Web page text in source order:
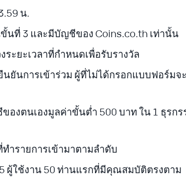
น.
ที่ 3 และมีบัญชีของ Coins.co.th เท่านั้น
ะยะเวลาที่กำหนดเพื่อรับรางวัล
นยันการเข้าร่วม ผู้ที่ไม่ได้กรอกแบบฟอร์มจ
องตนเองมูลค่าขั้นต่ำ 500 บาท ใน 1 ธุรกร
ำรายการเข้ามาตามลำดับ
ผู้ใช้งาน 50 ท่านแรกที่มีคุณสมบัติตรงตาม